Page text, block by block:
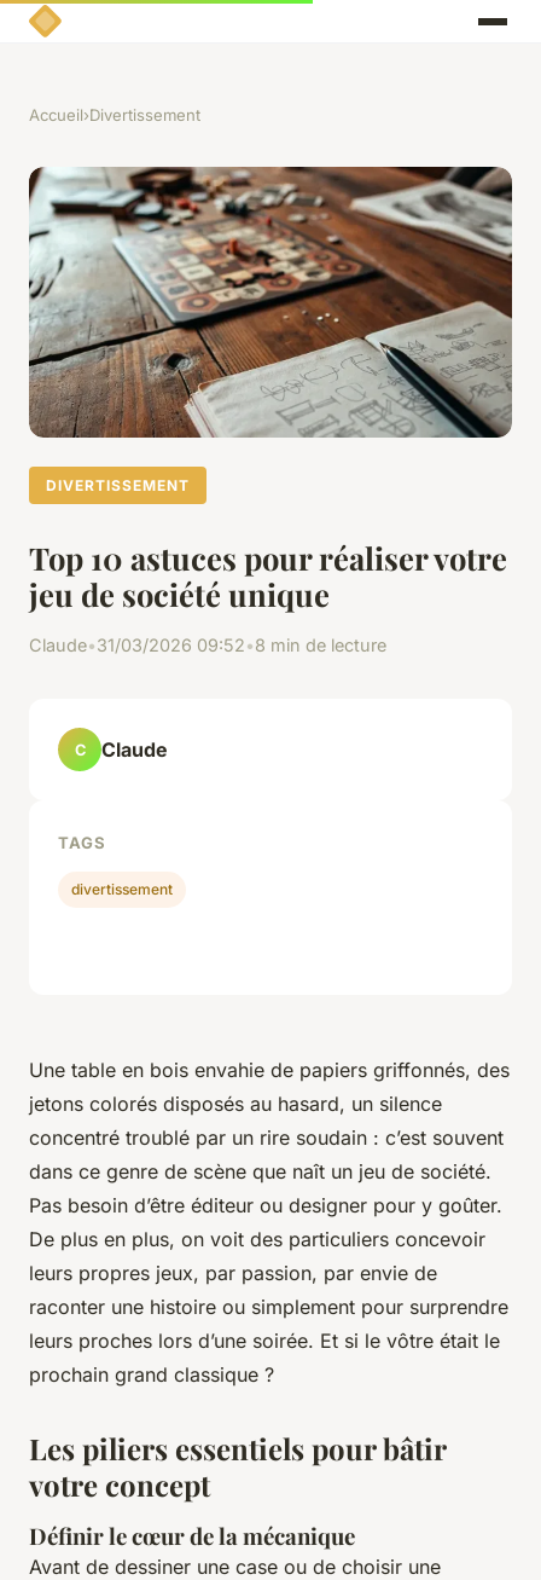
Accueil›Divertissement
DIVERTISSEMENT
Top 10 astuces pour réaliser votre
jeu de société unique
Claude•31/03/2026 09:52•8 min de lecture
Une table en bois envahie de papiers griffonnés, des
jetons colorés disposés au hasard, un silence
concentré troublé par un rire soudain : c’est souvent
dans ce genre de scène que naît un jeu de société.
Pas besoin d’être éditeur ou designer pour y goûter.
De plus en plus, on voit des particuliers concevoir
leurs propres jeux, par passion, par envie de
raconter une histoire ou simplement pour surprendre
leurs proches lors d’une soirée. Et si le vôtre était le
prochain grand classique ?
Les piliers essentiels pour bâtir
votre concept
Définir le cœur de la mécanique
Avant de dessiner une case ou de choisir une
C Claude
TAGS
divertissement